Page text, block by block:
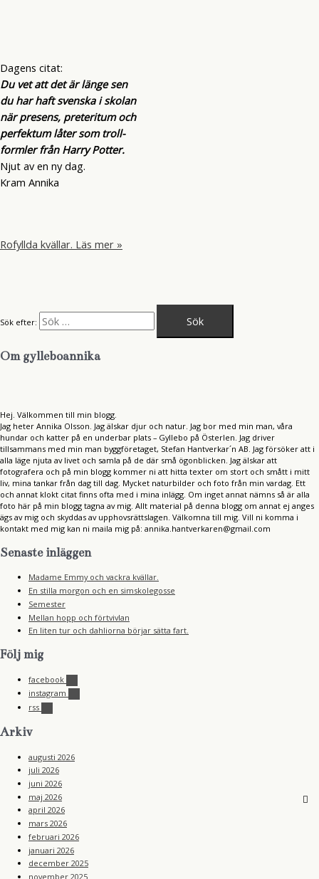
Dagens citat:
Du vet att det är länge sen
du har haft svenska i skolan
när presens, preteritum och
perfektum låter som troll-
formler från Harry Potter.
Njut av en ny dag.
Kram Annika
Rofyllda kvällar. Läs mer »
Sök efter:
Om gylleboannika
Hej. Välkommen till min blogg.
Jag heter Annika Olsson. Jag älskar djur och natur. Jag bor med min man, våra
hundar och katter på en underbar plats – Gyllebo på Österlen. Jag driver
tillsammans med min man byggföretaget, Stefan Hantverkar´n AB. Jag försöker att i
alla läge njuta av livet och samla på de där små ögonblicken. Jag älskar att
fotografera och på min blogg kommer ni att hitta texter om stort och smått i mitt
liv, mina tankar från dag till dag. Mycket naturbilder och foto från min vardag. Ett
och annat klokt citat finns ofta med i mina inlägg. Om inget annat nämns så är alla
foto här på min blogg tagna av mig. Allt material på denna blogg om annat ej anges
ägs av mig och skyddas av upphovsrättslagen. Välkomna till mig. Vill ni komma i
kontakt med mig kan ni maila mig på: annika.hantverkaren@gmail.com
Senaste inläggen
Madame Emmy och vackra kvällar.
En stilla morgon och en simskolegosse
Semester
Mellan hopp och förtvivlan
En liten tur och dahliorna börjar sätta fart.
Följ mig
facebook
instagram
rss
Arkiv
augusti 2026
juli 2026
juni 2026
maj 2026
april 2026
mars 2026
februari 2026
januari 2026
december 2025
november 2025